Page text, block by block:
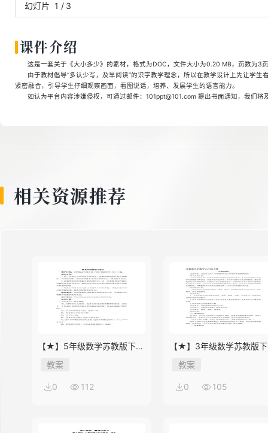
幻灯片 1 / 3
课件介绍
这是一套关于《大小多少》的素材，格式为DOC，文件大小为0.20 MB，页数为3
由于教材倡导“多认少写，及早阅读”的识字教学理念，所以在教学设计上先让学
紧密融合，引导学生仔细观察画面，看图说话，培养、发展学生的语言能力。
如认为平台内容涉嫌侵权，可通过邮件：101ppt@101.com 提出书面通知，我们将
相关资源推荐
【★】5年级数学苏教版下册
教案第8单元《单元复习》
教案
0 112
【★】3年级数学苏教版
教案第9单元后《上学时
教案
0 105